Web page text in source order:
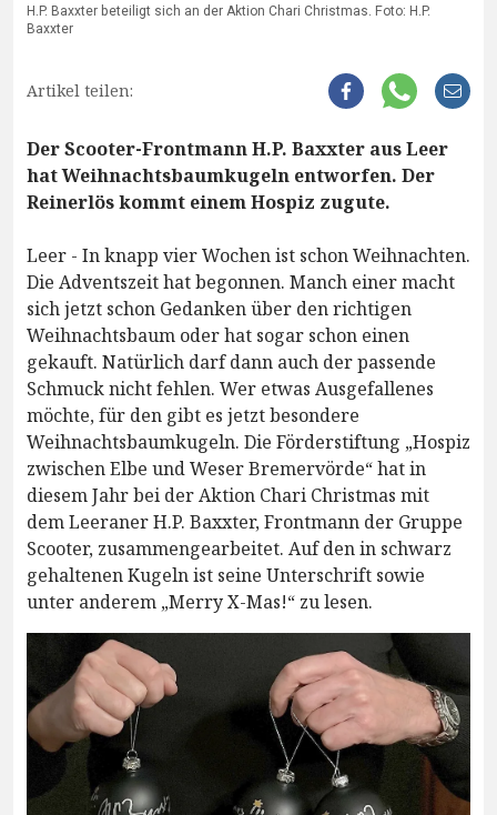
H.P. Baxxter beteiligt sich an der Aktion Chari Christmas. Foto: H.P.
Baxxter
Artikel teilen:
Der Scooter-Frontmann H.P. Baxxter aus Leer
hat Weihnachtsbaumkugeln entworfen. Der
Reinerlös kommt einem Hospiz zugute.
Leer - In knapp vier Wochen ist schon Weihnachten.
Die Adventszeit hat begonnen. Manch einer macht
sich jetzt schon Gedanken über den richtigen
Weihnachtsbaum oder hat sogar schon einen
gekauft. Natürlich darf dann auch der passende
Schmuck nicht fehlen. Wer etwas Ausgefallenes
möchte, für den gibt es jetzt besondere
Weihnachtsbaumkugeln. Die Förderstiftung „Hospiz
zwischen Elbe und Weser Bremervörde“ hat in
diesem Jahr bei der Aktion Chari Christmas mit
dem Leeraner H.P. Baxxter, Frontmann der Gruppe
Scooter, zusammengearbeitet. Auf den in schwarz
gehaltenen Kugeln ist seine Unterschrift sowie
unter anderem „Merry X-Mas!“ zu lesen.